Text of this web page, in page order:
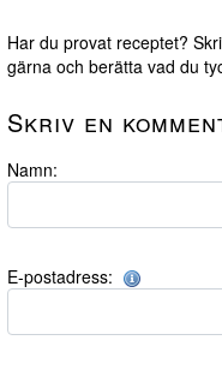
Har du provat receptet?
gärna och berätta vad du
Skriv en
Namn:
E-postadress: